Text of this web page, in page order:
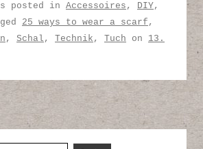
posted in Accessoires , DIY,
25 ways to wear a scarf ,
, Schal , Technik , Tuch on 13.